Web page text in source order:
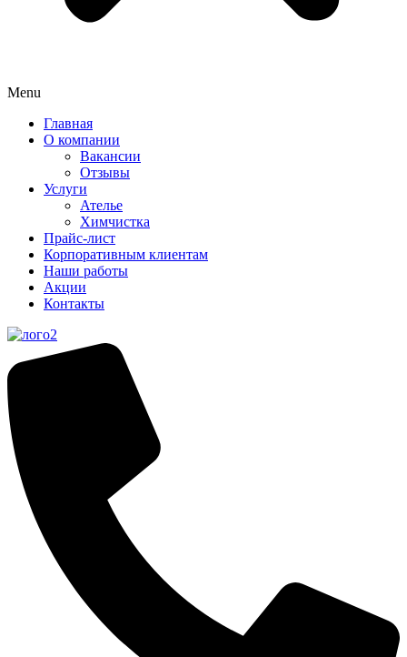
Menu
Главная
О компании
Вакансии
Отзывы
Услуги
Ателье
Химчистка
Прайс-лист
Корпоративным клиентам
Наши работы
Акции
Контакты